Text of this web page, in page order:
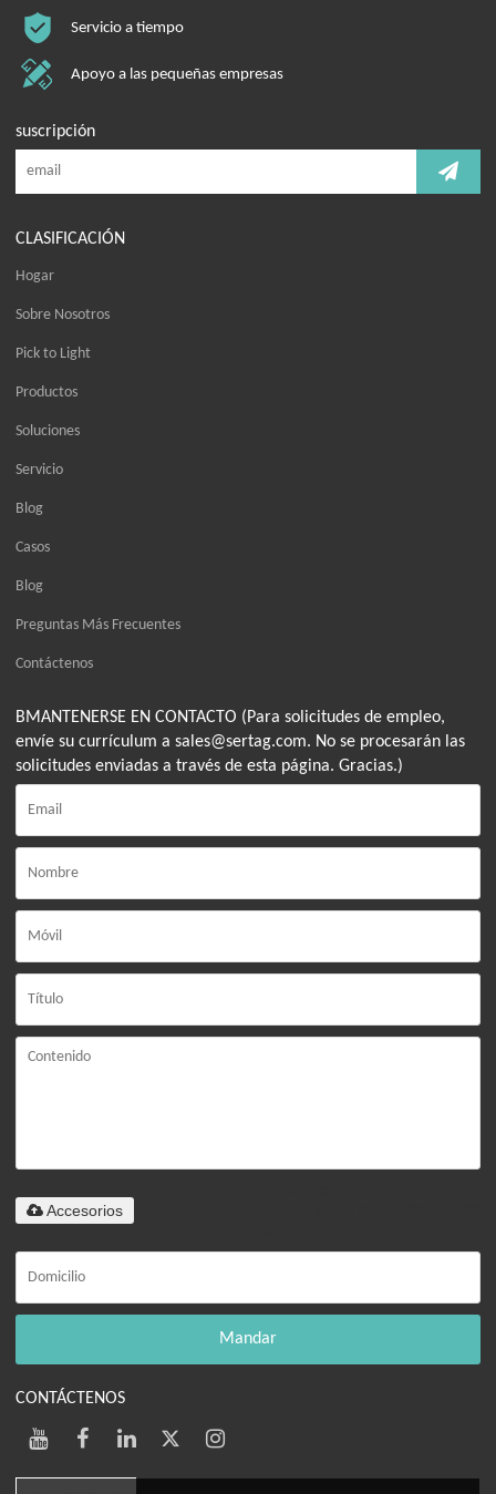
Servicio a tiempo
Apoyo a las pequeñas empresas
suscripción
CLASIFICACIÓN
Hogar
Sobre Nosotros
Pick to Light
Productos
Soluciones
Servicio
Blog
Casos
Blog
Preguntas Más Frecuentes
Contáctenos
BMANTENERSE EN CONTACTO (Para solicitudes de empleo,
envíe su currículum a sales@sertag.com. No se procesarán las
solicitudes enviadas a través de esta página. Gracias.)
Accesorios
Mandar
CONTÁCTENOS